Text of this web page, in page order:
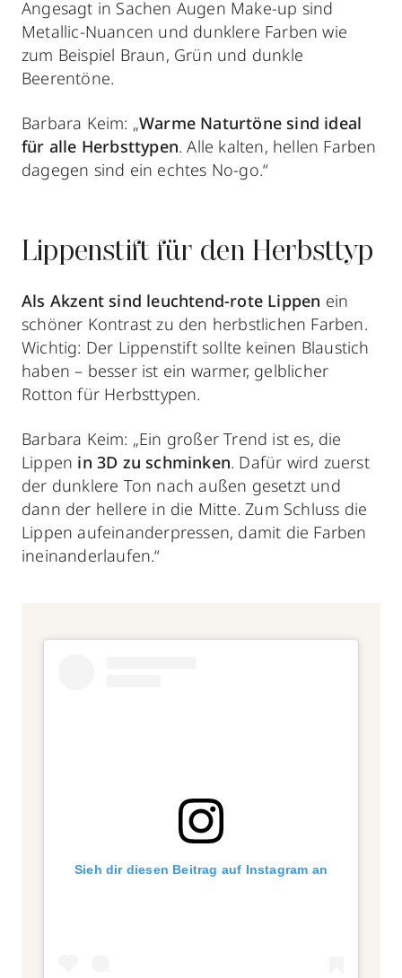
Angesagt in Sachen Augen Make-up sind
Metallic-Nuancen und dunklere Farben wie
zum Beispiel Braun, Grün und dunkle
Beerentöne.
Barbara Keim: „Warme Naturtöne sind ideal
für alle Herbsttypen. Alle kalten, hellen Farben
dagegen sind ein echtes No-go.“
Lippenstift für den Herbsttyp
Als Akzent sind leuchtend-rote Lippen ein
schöner Kontrast zu den herbstlichen Farben.
Wichtig: Der Lippenstift sollte keinen Blaustich
haben – besser ist ein warmer, gelblicher
Rotton für Herbsttypen.
Barbara Keim: „Ein großer Trend ist es, die
Lippen in 3D zu schminken. Dafür wird zuerst
der dunklere Ton nach außen gesetzt und
dann der hellere in die Mitte. Zum Schluss die
Lippen aufeinanderpressen, damit die Farben
ineinanderlaufen.“
Sieh dir diesen Beitrag auf Instagram an